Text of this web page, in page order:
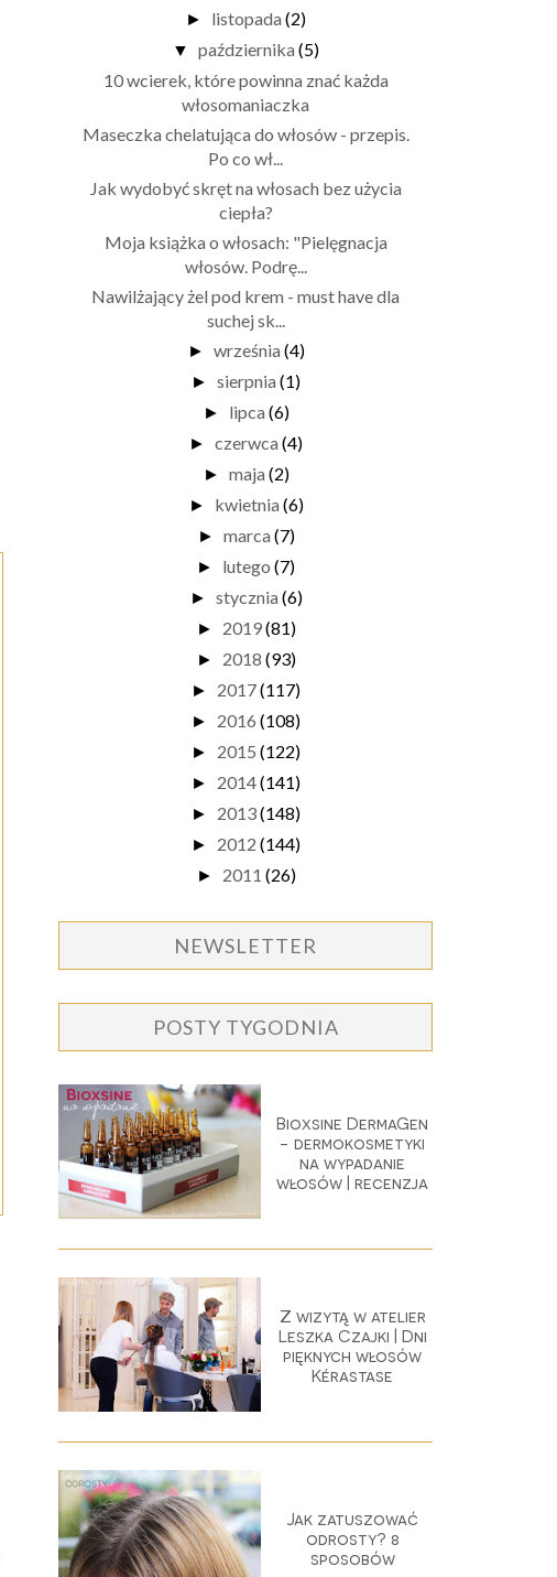
► listopada (2)
▼ października (5)
10 wcierek, które powinna znać każda
włosomaniaczka
Maseczka chelatująca do włosów - przepis.
Po co wł...
Jak wydobyć skręt na włosach bez użycia
ciepła?
Moja książka o włosach: "Pielęgnacja
włosów. Podrę...
Nawilżający żel pod krem - must have dla
suchej sk...
► września (4)
► sierpnia (1)
► lipca (6)
► czerwca (4)
► maja (2)
► kwietnia (6)
► marca (7)
► lutego (7)
► stycznia (6)
► 2019(81)
► 2018 (93)
► 2017(117)
► 2016 (108)
► 2015 (122)
► 2014(141)
► 2013(148)
► 2012 (144)
► 2011 (26)
NEWSLETTER
POSTY TYGODNIA
Bioxsine DermaGen
- dermokosmetyki
na wypadanie
włosów | recenzja
Z wizytą w atelier
Leszka Czajki | Dni
pięknych włosów
Kérastase
Jak zatuszować
odrosty? 8
sposobów